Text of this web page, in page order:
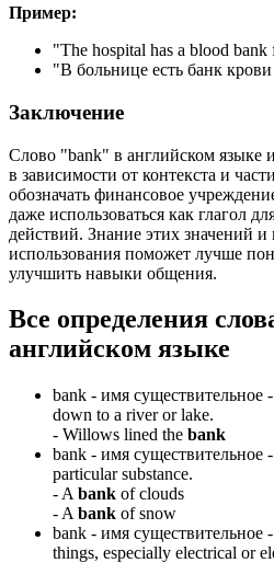
Пример:
"The hospital has a blood bank
"В больнице есть банк
Заключение
Слово "bank" в английском языке
в зависимости от контекста и
обозначать финансовое
даже использоваться как глагол
действий. Знание этих значений
использования поможет лучше
улучшить навыки общения.
Все определения
английском языке
bank - имя существительное
down to a river or lake.
- Willows lined the bank
bank - имя существительное
particular substance.
- A bank of clouds
- A bank of snow
bank - имя существительное
things, especially electrical or